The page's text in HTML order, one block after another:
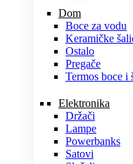
Dom
Boce za vodu
Keramičke
Ostalo
Pregače
Termos boce i
Elektronika
Držači
Lampe
Powerbanks
Satovi